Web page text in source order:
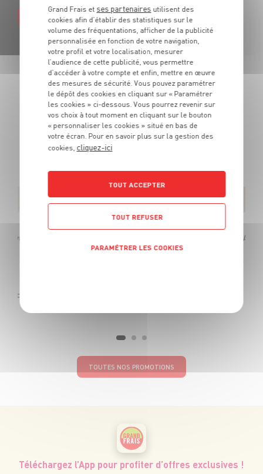
EN SAVOIR PLUS
LES PROMOTIONS
DE VOTRE ÉPICIER
Des produits de qualité et des promotions tous les jours.
De quoi cuisiner tous vos repas au meilleur prix !
Poivre Noir / Pesto Verde / Crème oignon / Sel & Vinaigre / Ail & Olives. Au
2 achetés soit 12€50 le kg
TOUTES NOS PROMOTIONS
Téléchargez l’App pour profiter d’offres exclusives !
Grand Frais et ses partenaires utilisent des
cookies afin d’établir des statistiques sur le
volume des fréquentations, afficher de la publicité
personnalisée en fonction de votre navigation,
votre profil et votre localisation, mesurer
l’audience de cette publicité, vous permettre
d’accéder à votre compte et enfin, mettre en œuvre
des mesures de sécurité. Vous pouvez paramétrer
le dépôt des cookies en cliquant sur « Paramétrer
les cookies » ci-dessous. Vous pourrez revenir sur
vos choix à tout moment en cliquant sur le bouton
« personnaliser les cookies » situé en bas de
votre écran. Pour en savoir plus sur la gestion des
cookies, cliquez-ici
TOUT ACCEPTER
TOUT REFUSER
PARAMÉTRER LES COOKIES